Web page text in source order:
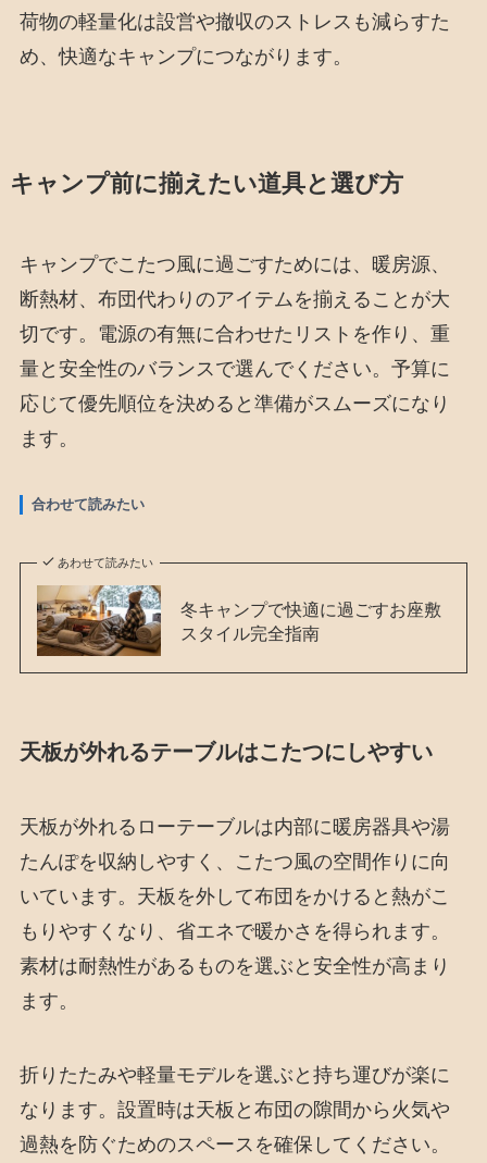
荷物の軽量化は設営や撤収のストレスも減らすた
め、快適なキャンプにつながります。
キャンプ前に揃えたい道具と選び方
キャンプでこたつ風に過ごすためには、暖房源、
断熱材、布団代わりのアイテムを揃えることが大
切です。電源の有無に合わせたリストを作り、重
量と安全性のバランスで選んでください。予算に
応じて優先順位を決めると準備がスムーズになり
ます。
合わせて読みたい
あわせて読みたい
冬キャンプで快適に過ごすお座敷
スタイル完全指南
天板が外れるテーブルはこたつにしやすい
天板が外れるローテーブルは内部に暖房器具や湯
たんぽを収納しやすく、こたつ風の空間作りに向
いています。天板を外して布団をかけると熱がこ
もりやすくなり、省エネで暖かさを得られます。
素材は耐熱性があるものを選ぶと安全性が高まり
ます。
折りたたみや軽量モデルを選ぶと持ち運びが楽に
なります。設置時は天板と布団の隙間から火気や
過熱を防ぐためのスペースを確保してください。